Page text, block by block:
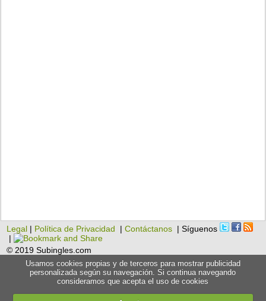
Legal | Política de Privacidad |Contáctanos | Síguenos
|
© 2019 Subingles.com
Usamos cookies propias y de terceros para mostrar publicidad
personalizada según su navegación. Si continua navegando
consideramos que acepta el uso de cookies